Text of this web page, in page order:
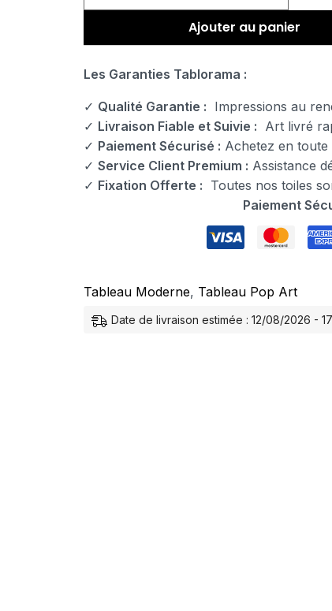
Ajouter au panier
Les Garanties Tablorama :
✓ Qualité Garantie : Impressions au
✓ Livraison Fiable et Suivie : Art livré
✓ Paiement Sécurisé : Achetez en toute
✓ Service Client Premium : Assistance
✓ Fixation Offerte : Toutes nos toiles
Paiement
Tableau Moderne, Tableau Pop Art
Date de livraison estimée : 12/08/2026 -